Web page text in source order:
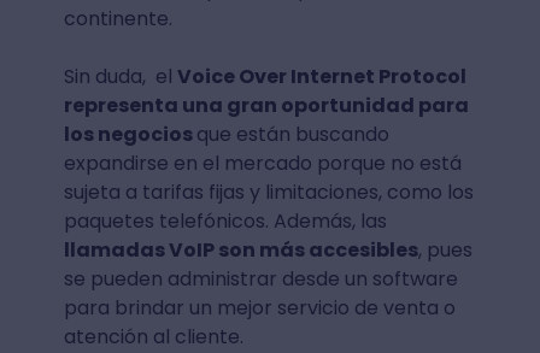
continente.
Sin duda, el Voice Over Internet Protocol
representa una gran oportunidad para
los negociosque están buscando
expandirse en el mercado porque no está
sujeta a tarifas fijas y limitaciones, como los
paquetes telefónicos. Además, las
llamadas VoIP son más accesibles, pues
se pueden administrar desde un software
para brindar un mejor servicio de venta o
atención al cliente.